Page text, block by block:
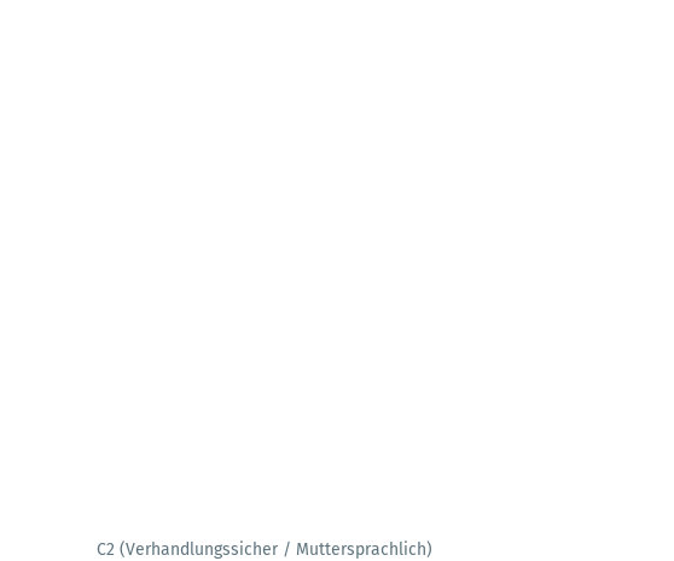
C2 (Verhandlungssicher / Muttersprachlich)